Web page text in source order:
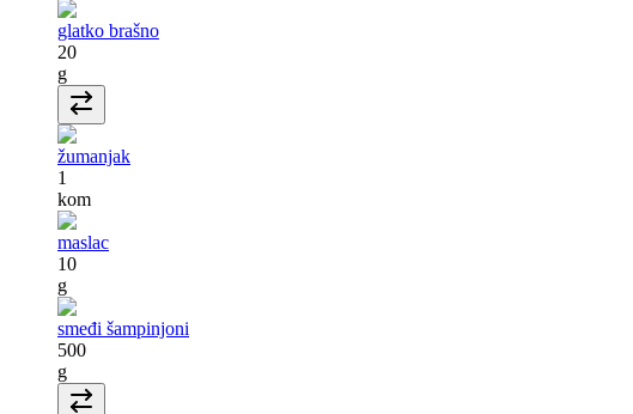
glatko brašno
20
g
žumanjak
1
kom
maslac
10
g
smeđi šampinjoni
500
g